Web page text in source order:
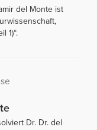
del Monte ist
1)“.
Dr. Dr. del